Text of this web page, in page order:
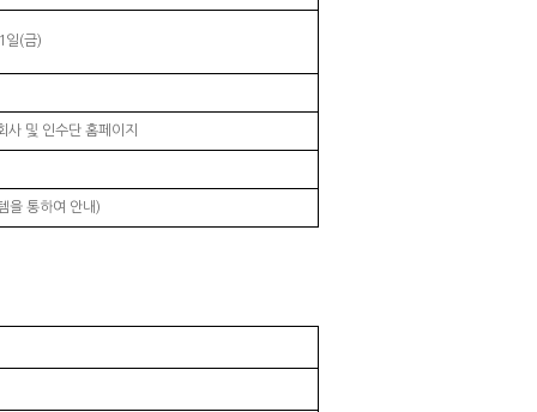
일(금)
및 인수단 홈페이지
을 통하여 안내)